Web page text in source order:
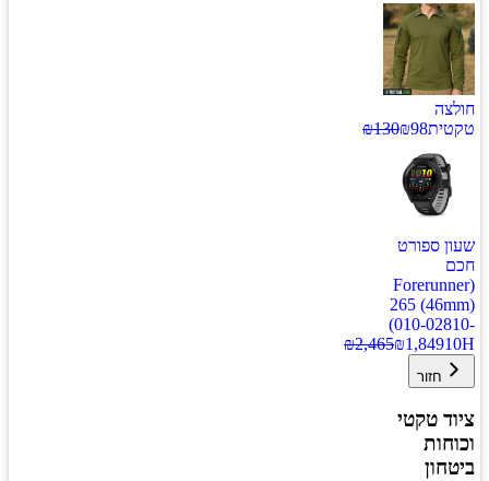
חולצה
טקטית
₪98
₪130
שעון ספורט
חכם
(Forerunner
265 (46mm)
(010-02810-
10H
₪ 1,849
₪2,465
חזור
ציוד טקטי
וכוחות
ביטחון